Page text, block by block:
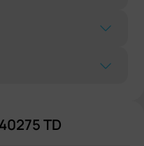
TD